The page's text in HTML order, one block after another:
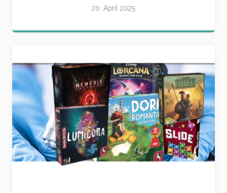
20. April 2025